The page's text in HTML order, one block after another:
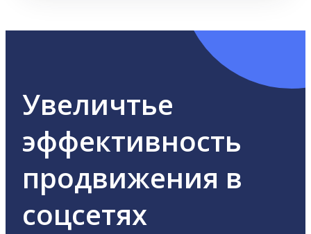
Увеличтье
эффективность
продвижения в
соцсетях